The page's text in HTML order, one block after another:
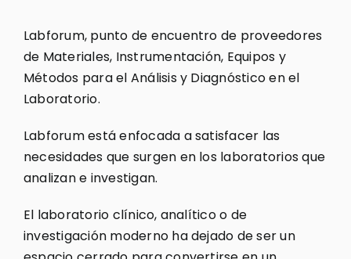
Labforum, punto de encuentro de proveedores
de Materiales, Instrumentación, Equipos y
Métodos para el Análisis y Diagnóstico en el
Laboratorio.
Labforum está enfocada a satisfacer las
necesidades que surgen en los laboratorios que
analizan e investigan.
El laboratorio clínico, analítico o de
investigación moderno ha dejado de ser un